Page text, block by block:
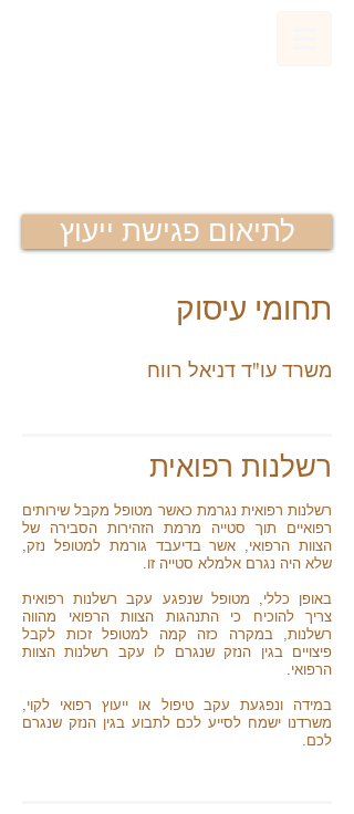
לתיאום פגישת ייעוץ
תחומי עיסוק
משרד עו"ד דניאל רווח
רשלנות רפואית
רשלנות רפואית נגרמת כאשר מטופל מקבל שירותים
רפואיים תוך סטייה מרמת הזהירות הסבירה של
הצוות הרפואי, אשר בדיעבד גורמת למטופל נזק,
שלא היה נגרם אלמלא סטייה זו.
באופן כללי, מטופל שנפגע עקב רשלנות רפואית
צריך להוכיח כי התנהגות הצוות הרפואי מהווה
רשלנות, במקרה כזה קמה למטופל זכות לקבל
פיצויים בגין הנזק שנגרם לו עקב רשלנות הצוות
הרפואי.
במידה ונפגעת עקב טיפול או ייעוץ רפואי לקוי,
משרדנו ישמח לסייע לכם לתבוע בגין הנזק שנגרם
לכם.